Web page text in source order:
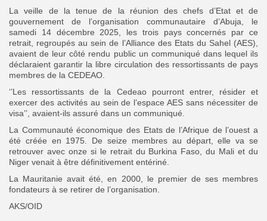
La veille de la tenue de la réunion des chefs d’Etat et de
gouvernement de l’organisation communautaire d’Abuja, le
samedi 14 décembre 2025, les trois pays concernés par ce
retrait, regroupés au sein de l’Alliance des Etats du Sahel (AES),
avaient de leur côté rendu public un communiqué dans lequel ils
déclaraient garantir la libre circulation des ressortissants de pays
membres de la CEDEAO.
‘’Les ressortissants de la Cedeao pourront entrer, résider et
exercer des activités au sein de l’espace AES sans nécessiter de
visa’’, avaient-ils assuré dans un communiqué.
La Communauté économique des Etats de l’Afrique de l’ouest a
été créée en 1975. De seize membres au départ, elle va se
retrouver avec onze si le retrait du Burkina Faso, du Mali et du
Niger venait à être définitivement entériné.
La Mauritanie avait été, en 2000, le premier de ses membres
fondateurs à se retirer de l’organisation.
AKS/OID